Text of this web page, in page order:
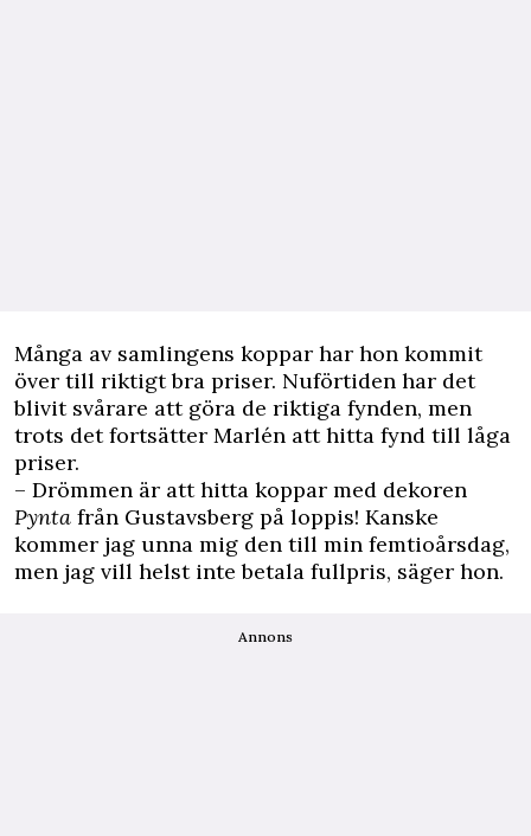
Många av samlingens koppar har hon kommit
över till riktigt bra priser. Nuför­tiden har det
blivit svårare att göra de riktiga fynden, men
trots det fortsätter Marlén att hitta fynd till låga
priser.
– Drömmen är att hitta koppar med dekoren
Pynta från Gustavsberg på loppis! Kanske
kommer jag unna mig den till min femtioårsdag,
men jag vill helst inte betala fullpris, säger hon.
Annons